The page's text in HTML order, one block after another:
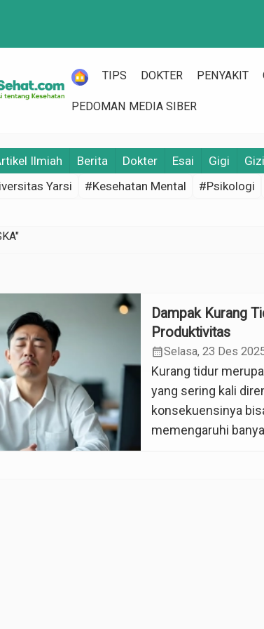
HOME
TIPS DOKTER PENYAKIT
PEDOMAN MEDIA SIBER
Ilmiah Berita Dokter Esai Gigi Gizi
Yarsi #Kesehatan Mental #Psikologi
Dampak Kurang
Produktivitas
calendar_monthSelasa, 23 Des
Kurang tidur
yang sering kali
konsekuensinya
memengaruhi